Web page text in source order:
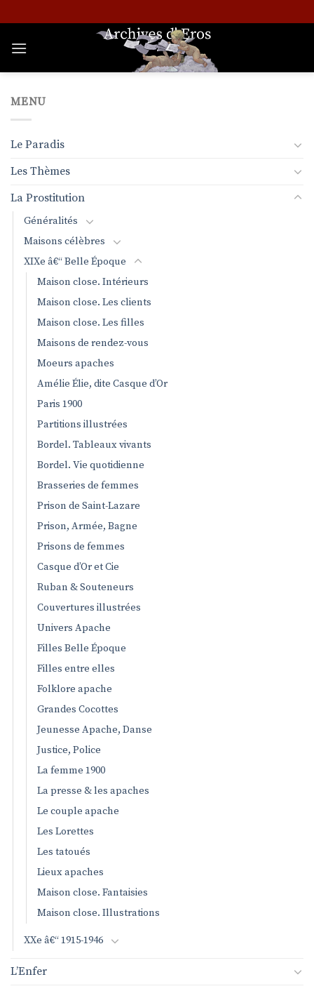
au
contenu
MENU
Le Paradis
Les Thèmes
La Prostitution
Généralités
Maisons célèbres
XIXe â€“ Belle Époque
Maison close. Intérieurs
Maison close. Les clients
Maison close. Les filles
Maisons de rendez-vous
Moeurs apaches
Amélie Élie, dite Casque d’Or
Paris 1900
Partitions illustrées
Bordel. Tableaux vivants
Bordel. Vie quotidienne
Brasseries de femmes
Prison de Saint-Lazare
Prison, Armée, Bagne
Prisons de femmes
Casque d’Or et Cie
Ruban & Souteneurs
Couvertures illustrées
Univers Apache
Filles Belle Époque
Filles entre elles
Folklore apache
Grandes Cocottes
Jeunesse Apache, Danse
Justice, Police
La femme 1900
La presse & les apaches
Le couple apache
Les Lorettes
Les tatoués
Lieux apaches
Maison close. Fantaisies
Maison close. Illustrations
XXe â€“ 1915-1946
L’Enfer